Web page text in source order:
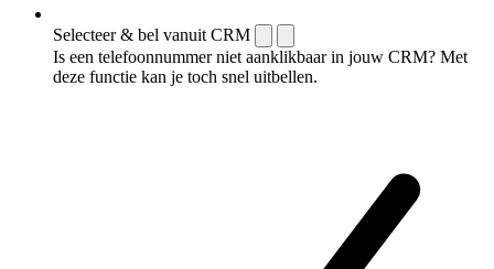
Selecteer & bel vanuit CRM
Is een telefoonnummer niet aanklikbaar in jouw CRM? Met
deze functie kan je toch snel uitbellen.